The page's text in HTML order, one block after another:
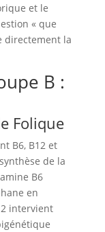
et le
« que
directement la
B :
Folique
B6, B12 et
de la
B6
en
intervient